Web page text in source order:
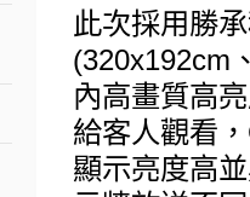
此次採用勝
(320x192cm
內高畫質高
給客人觀看
顯示亮度高